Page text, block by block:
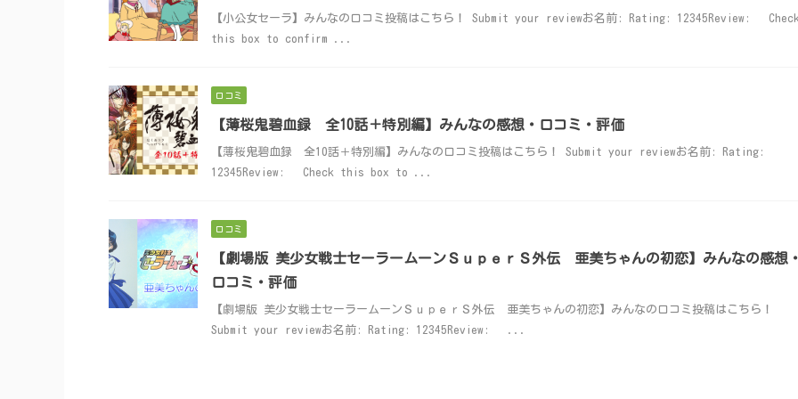
【小公女セーラ】みんなの口コミ投稿はこちら！ Submit your reviewお名前: Rating: 12345Review:
this box to confirm ...
口コミ
【薄桜鬼碧血録 全10話＋特別編】みんなの感想・口コミ・評価
【薄桜鬼碧血録 全10話＋特別編】みんなの口コミ投稿はこちら！ Submit your reviewお名前: Rating:
12345Review: Check this box to ...
口コミ
【劇場版 美少女戦士セーラームーンＳｕｐｅｒＳ外伝 亜美ちゃんの初恋】みんなの感想
口コミ・評価
【劇場版 美少女戦士セーラームーンＳｕｐｅｒＳ外伝 亜美ちゃんの初恋】みんなの口コミ投稿はこちら！
Submit your reviewお名前: Rating: 12345Review: ...